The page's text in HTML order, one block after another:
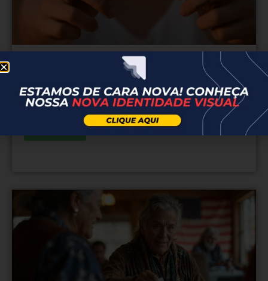
3 Razões Urgentes Para
Regularizar Seu Título de
Eleitor Antes de Precisar Dele